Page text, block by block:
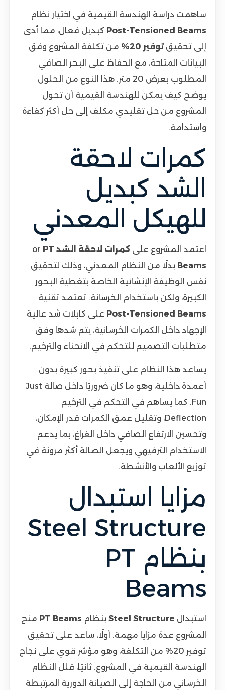
ساهمت دراسة الهندسة القيمية في اختيار نظام
Post-Tensioned Beams كبديل فعال، مما أدى
إلى تحقيقتوفير 20%
من تكلفة المشروع وفق
البيانات المتاحة، مع الحفاظ على البحر الصافي
المطلوب بعرض 20 متر. هذا النوع من الحلول
يوضح كيف يمكن للهندسة القيمية أن تحول
المشروع من حل تقليدي مكلف إلى حل أكثر كفاءة
واستدامة.
كمرات لاحقة
الشد كبديل
للهيكل المعدني
اعتمد المشروع على كمرات لاحقة الشدor
PT
Beams بدلًا من النظام المعدني، وذلك لتحقيق
نفس الوظيفة الإنشائية الخاصة بتغطية البحور
الكبيرة، ولكن باستخدام الخرسانة. تعتمد تقنية
Post-Tensioned Beams على كابلات شد عالية
الإجهاد داخل الكمرات الخرسانية، يتم شدها وفق
متطلبات التصميم للتحكم في الانحناء والترخيم.
يساعد هذا النظام على تنفيذ بحور كبيرة بدون
أعمدة داخلية، وهو ما كان ضروريًا داخل صالة Just
Fun. كما يساهم في التحكم في الترخيم
Deflection، وتقليل عمق الكمرات قدر الإمكان،
وتحسين الارتفاع الصافي داخل الفراغ، بما يدعم
الاستخدام الترفيهي ويجعل الصالة أكثر مرونة في
توزيع الألعاب والأنشطة.
مزايا استبدال
Steel Structure
بنظام PT
Beams
استبدال Steel Structureبنظام PT Beams منح
المشروع عدة مزايا مهمة. أولًا، ساعد على تحقيق
توفير 20% من التكلفة، وهو مؤشر قوي على نجاح
الهندسة القيمية في المشروع. ثانيًا، قلل النظام
الخرساني من الحاجة إلى الصيانة الدورية المرتبطة